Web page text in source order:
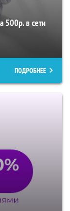
500р. в сети
ПОДРОБНЕЕ